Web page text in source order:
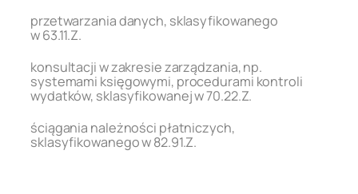
przetwarzania danych, sklasyfikowanego
w 63.11.Z.
konsultacji w zakresie zarządzania, np.
systemami księgowymi, procedurami kontroli
wydatków, sklasyfikowanej w 70.22.Z.
ściągania należności płatniczych,
sklasyfikowanego w 82.91.Z.